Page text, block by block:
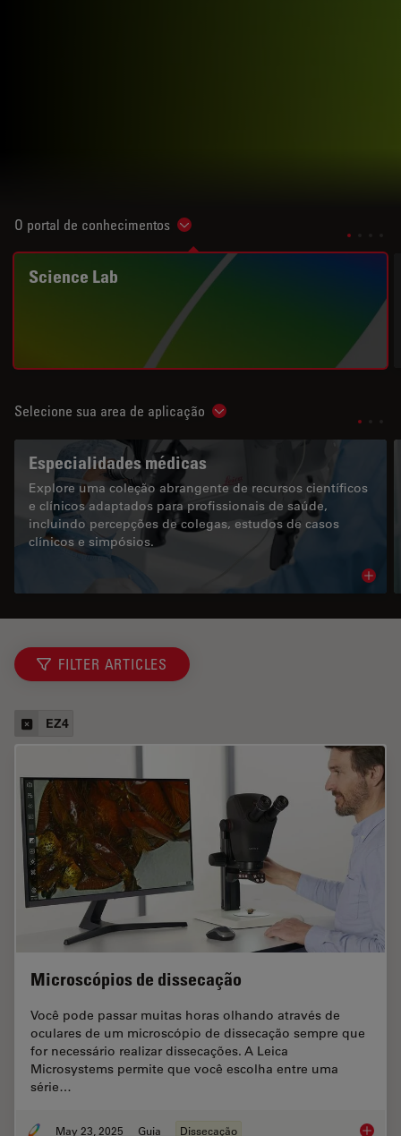
O portal de conhecimentos Show subnavigation
Science Lab
Selecione sua area de aplicação Show subnavigation
Especialidades médicas
Explore uma coleção abrangente de recursos científicos
e clínicos adaptados para profissionais de saúde,
incluindo percepções de colegas, estudos de casos
clínicos e simpósios.
FILTER ARTICLES
EZ4
Microscópios de dissecação
Você pode passar muitas horas olhando através de
oculares de um microscópio de dissecação sempre que
for necessário realizar dissecações. A Leica
Microsystems permite que você escolha entre uma
série…
May 23, 2025 Guia Dissecação